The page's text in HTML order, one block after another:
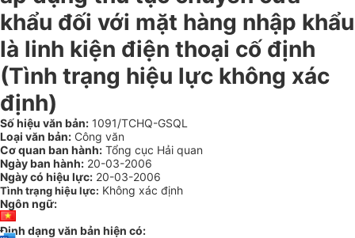
khẩu đối với mặt hàng nhập khẩu
là linh kiện điện thoại cố định
(Tình trạng hiệu lực không xác
định)
Số hiệu văn bản: 1091/TCHQ-GSQL
Loại văn bản: Công văn
Cơ quan ban hành: Tổng cục Hải quan
Ngày ban hành: 20-03-2006
Ngày có hiệu lực: 20-03-2006
Tình trạng hiệu lực: Không xác định
Ngôn ngữ:
Định dạng văn bản hiện có: